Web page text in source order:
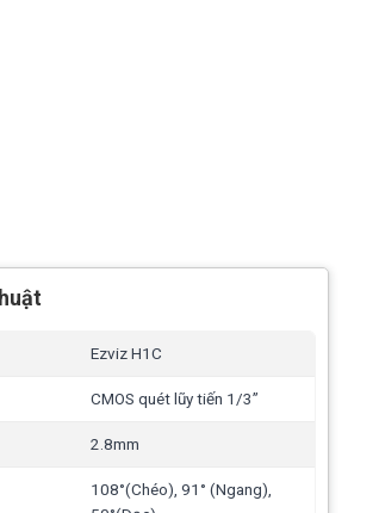
số lượng
Ezviz H1C
CMOS quét lũy tiến 1/3”
2.8mm
108°(Chéo), 91° (Ngang),